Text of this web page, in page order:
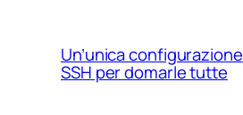
Un’unica configurazione
SSH per domarle tutte